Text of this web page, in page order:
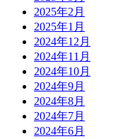
2025年2月
2025年1月
2024年12月
2024年11月
2024年10月
2024年9月
2024年8月
2024年7月
2024年6月